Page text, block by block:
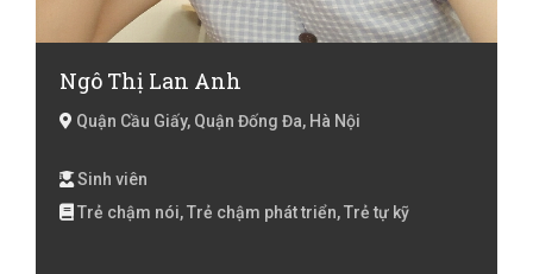
Ngô Thị Lan Anh
Quận Cầu Giấy, Quận Đống Đa, Hà Nội
Sinh viên
Trẻ chậm nói, Trẻ chậm phát triển, Trẻ tự kỹ